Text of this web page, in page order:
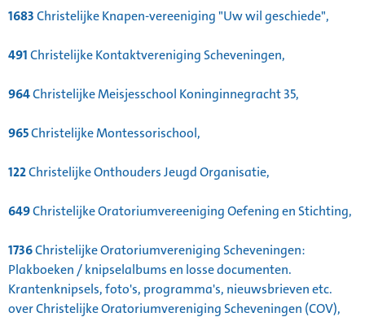
1683Christelijke Knapen-vereeniging "Uw wil geschiede",
491Christelijke Kontaktvereniging Scheveningen,
964Christelijke Meisjesschool Koninginnegracht 35,
965Christelijke Montessorischool,
122Christelijke Onthouders Jeugd Organisatie,
649Christelijke Oratoriumvereeniging Oefening en Stichting,
1736Christelijke Oratoriumvereniging Scheveningen:
Plakboeken / knipselalbums en losse documenten.
Krantenknipsels, foto's, programma's, nieuwsbrieven etc.
over Christelijke Oratoriumvereniging Scheveningen (COV),